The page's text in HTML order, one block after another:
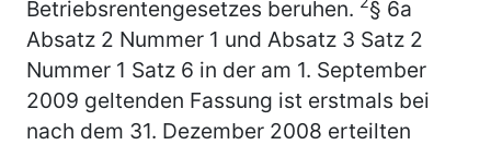
Betriebsrentengesetzes beruhen.
§ 6a
Absatz 2 Nummer 1 und Absatz 3 Satz 2
Nummer 1 Satz 6 in der am 1. September
2009 geltenden Fassung ist erstmals bei
nach dem 31. Dezember 2008 erteilten